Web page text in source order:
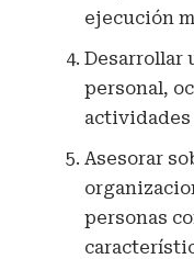
ejecución
Desarrollar
personal,
Asesorar
personas